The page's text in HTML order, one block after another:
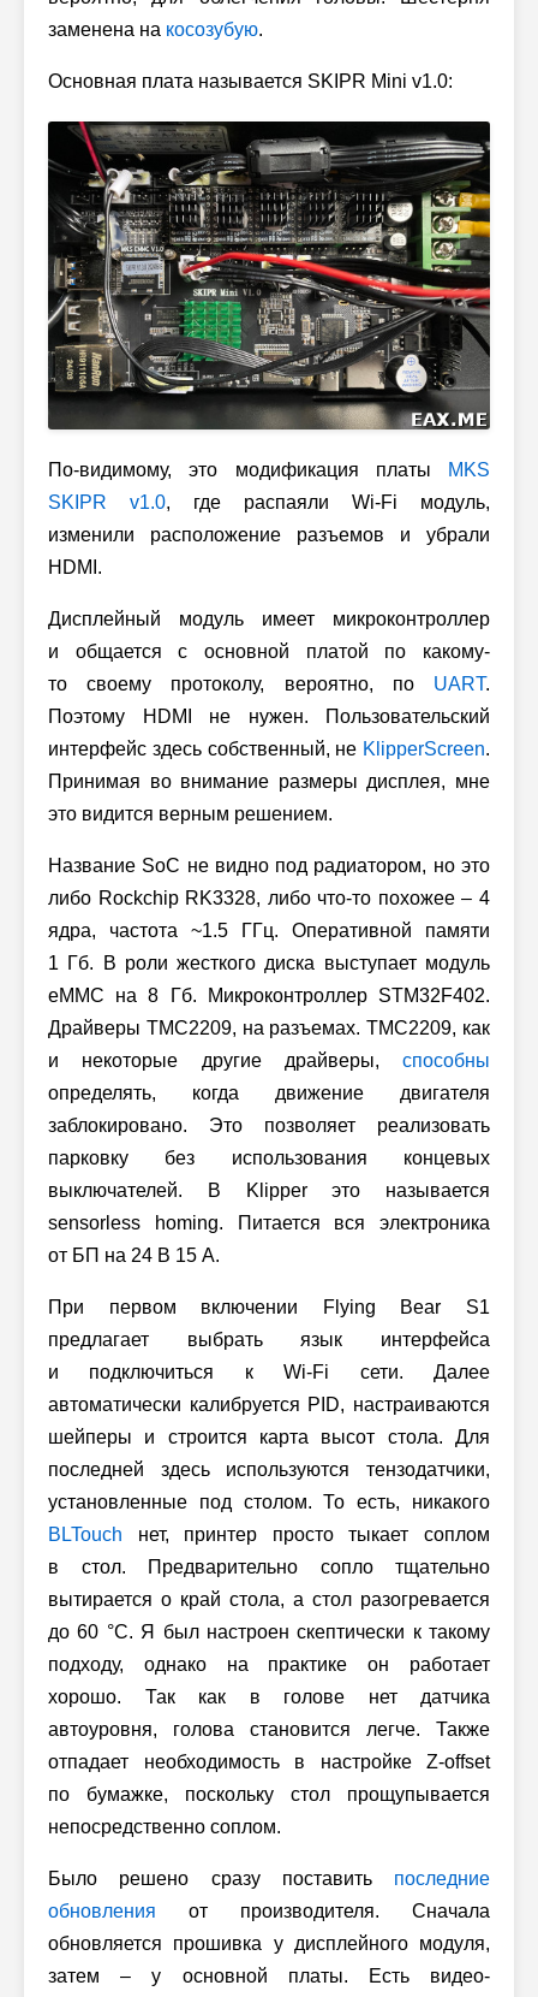
заменена на косозубую.
Основная плата называется SKIPR Mini v1.0:
По-видимому, это модификация платы
MKS
SKIPR v1.0, где распаяли Wi-Fi модуль,
изменили расположение разъемов и убрали
HDMI.
Дисплейный модуль имеет микроконтроллер
и общается с основной платой по какому-
то своему протоколу, вероятно, по UART.
Поэтому HDMI не нужен. Пользовательский
интерфейс здесь собственный, не KlipperScreen.
Принимая во внимание размеры дисплея, мне
это видится верным решением.
Название SoC не видно под радиатором, но это
либо Rockchip RK3328, либо что-то похожее – 4
ядра, частота ~1.5 ГГц. Оперативной памяти
1 Гб. В роли жесткого диска выступает модуль
eMMC на 8 Гб. Микроконтроллер STM32F402.
Драйверы TMC2209, на разъемах. TMC2209, как
и некоторые другие драйверы, способны
определять, когда движение двигателя
заблокировано. Это позволяет реализовать
парковку без использования концевых
выключателей. В Klipper это называется
sensorless homing. Питается вся электроника
от БП на 24 В 15 А.
При первом включении Flying Bear S1
предлагает выбрать язык интерфейса
и подключиться к Wi-Fi сети. Далее
автоматически калибруется PID, настраиваются
шейперы и строится карта высот стола. Для
последней здесь используются тензодатчики,
установленные под столом. То есть, никакого
BLTouch нет, принтер просто тыкает соплом
в стол. Предварительно сопло тщательно
вытирается о край стола, а стол разогревается
до 60 °C. Я был настроен скептически к такому
подходу, однако на практике он работает
хорошо. Так как в голове нет датчика
автоуровня, голова становится легче. Также
отпадает необходимость в настройке Z-offset
по бумажке, поскольку стол прощупывается
непосредственно соплом.
Было решено сразу поставить последние
обновления от производителя. Сначала
обновляется прошивка у дисплейного модуля,
затем – у основной платы. Есть видео-